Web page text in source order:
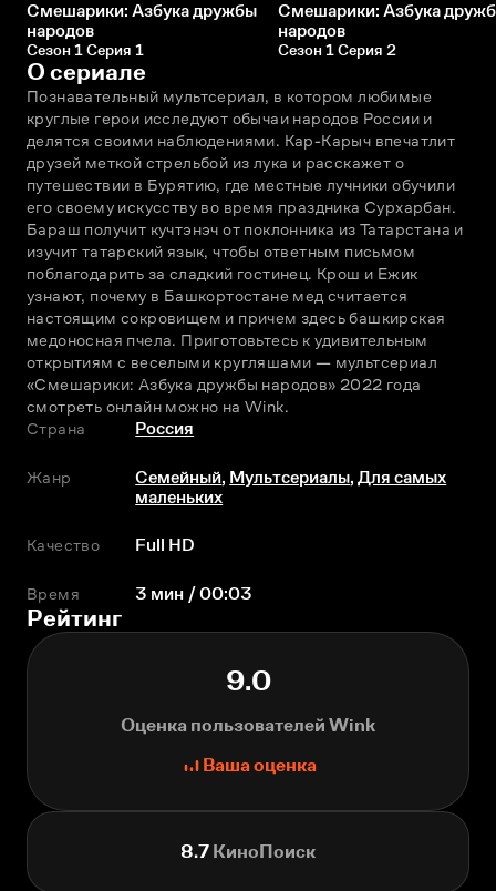
Смешарики: Азбука дружбы
народов
Сезон 1 Серия 1
Смешарики: Азбука
народов
Сезон 1 Серия 2
О сериале
Познавательный мультсериал, в котором любимые
круглые герои исследуют обычаи народов России и
делятся своими наблюдениями. Кар-Карыч впечатлит
друзей меткой стрельбой из лука и расскажет о
путешествии в Бурятию, где местные лучники обучили
его своему искусству во время праздника Сурхарбан.
Бараш получит кучтэнэч от поклонника из Татарстана и
изучит татарский язык, чтобы ответным письмом
поблагодарить за сладкий гостинец. Крош и Ежик
узнают, почему в Башкортостане мед считается
настоящим сокровищем и причем здесь башкирская
медоносная пчела. Приготовьтесь к удивительным
открытиям с веселыми кругляшами — мультсериал
«Смешарики: Азбука дружбы народов» 2022 года
смотреть онлайн можно на Wink.
Страна
Россия
Жанр Семейный, Мультсериалы,Для самых
маленьких
Качество Full HD
Время 3 мин / 00:03
Рейтинг
9.0
Оценка пользователей Wink
Ваша оценка
8.7 КиноПоиск